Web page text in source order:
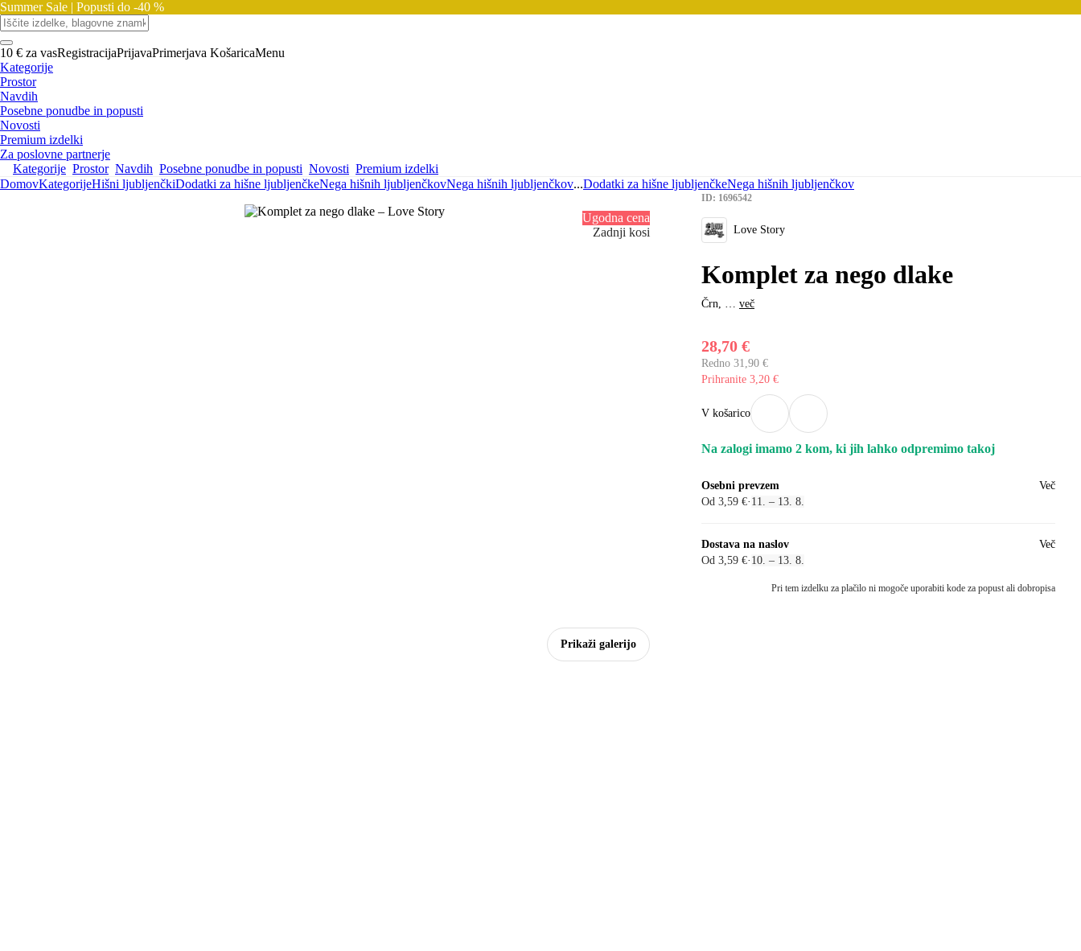
Summer Sale | Popusti do -40 %
10 € za vasRegistracijaPrijavaPrimerjava KošaricaMenu
Kategorije
Prostor
Navdih
Posebne ponudbe in popusti
Novosti
Premium izdelki
Za poslovne partnerje
Kategorije Prostor Navdih Posebne ponudbe in popusti Novosti Premium izdelki
DomovKategorijeHišni ljubljenčkiDodatki za hišne ljubljenčkeNega hišnih ljubljenčkovNega hišnih ljubljenčkov...Dodatki za hišne ljubljenčkeNega hišnih ljubljenčkov
Prikaži galerijo
Ugodna cena
Zadnji kosi
ID: 1696542
Love Story
Komplet za nego dlake
Črn, … več
28,70 €
Redno 31,90 €
Prihranite 3,20 €
V košarico
Na zalogi imamo 2 kom, ki jih lahko odpremimo takoj
Osebni prevzem
Od 3,59 €· 11. – 13. 8.
Več
Dostava na naslov
Od 3,59 €· 10. – 13. 8.
Več
Pri tem izdelku za plačilo ni mogoče uporabiti kode za popust ali dobropisa